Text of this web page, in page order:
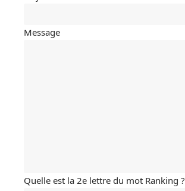
Message
Quelle est la 2e lettre du mot Ranking ?